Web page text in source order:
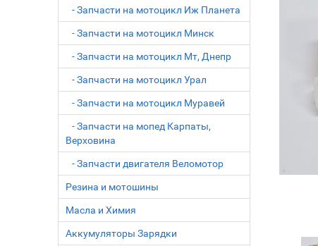
- Запчасти на мотоцикл Иж Планета
- Запчасти на мотоцикл Минск
- Запчасти на мотоцикл Мт, Днепр
- Запчасти на мотоцикл Урал
- Запчасти на мотоцикл Муравей
- Запчасти на мопед Карпаты,
Верховина
- Запчасти двигателя Веломотор
Резина и мотошины
Масла и Химия
Аккумуляторы Зарядки